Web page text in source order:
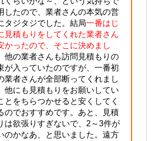
したので、業者さんの本気の営
タジタジでした。結局一番はじ
見積もりをしてくれた業者さん
かったので、そこに決めまし
他の業者さんも訪問見積もりの
が入っていたのですが、一番初
業者さんが全部断ってくれまし
他にも見積もりをお願いしてい
とをちらつかせると安くしてく
のでおすすめです。あと、見積
は欲張りすぎないで、2～3件が
のかなあ、と思いました。遠方